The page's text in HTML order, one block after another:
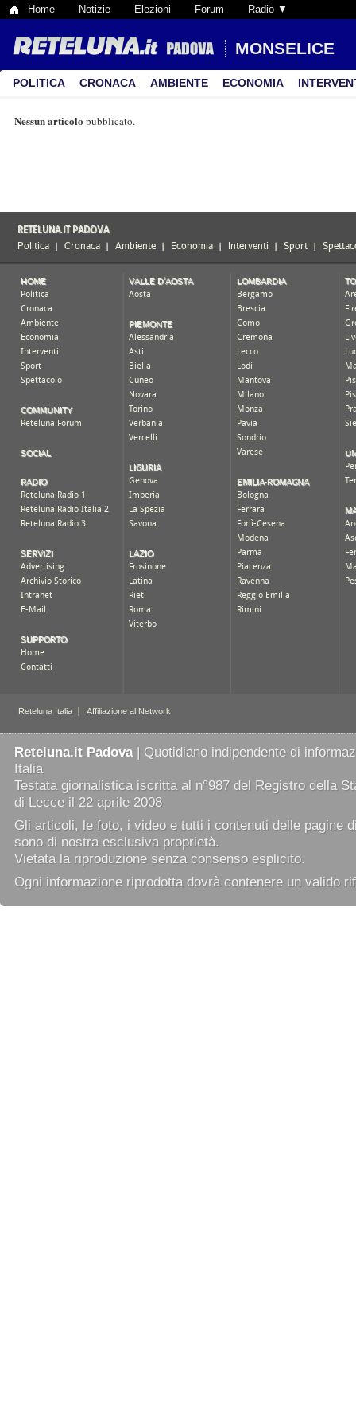
Home Notizie Elezioni Forum Radio ▼
MONSELICE
POLITICA CRONACA AMBIENTE ECONOMIA
Nessun articolo pubblicato.
Reteluna.it Padova| Quotidiano indipendente di
Italia
Testata giornalistica iscritta al n°987 del Registro della
di Lecce il 22 aprile 2008
Gli articoli, le foto, i video e tutti i contenuti delle pagine
sono di nostra esclusiva proprietà.
Vietata la riproduzione senza consenso esplicito.
Ogni informazione riprodotta dovrà contenere un valido